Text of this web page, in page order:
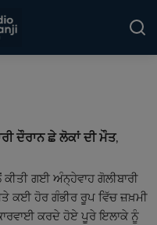
ਦੌਰਾਨ ਛੇ ਲੋਕਾਂ ਦੀ ਮੌਤ,
ਗਈ ਅੰਨ੍ਹੇਵਾਹ ਗੋਲੀਬਾਰੀ
ਕਈ ਹੋਰ ਗੰਭੀਰ ਰੂਪ ਵਿੱਚ ਜ਼ਖ਼ਮੀ
ਕਰਦੇ ਹੋਏ ਪੂਰੇ ਇਲਾਕੇ ਨੂੰ